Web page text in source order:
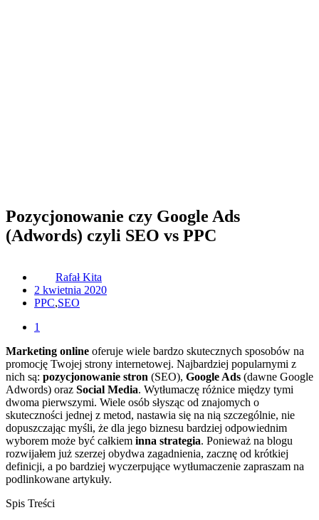
Pozycjonowanie czy Google Ads
(Adwords) czyli SEO vs PPC
Rafał Kita
2 kwietnia 2020
PPC,SEO
1
Marketing online oferuje wiele bardzo skutecznych sposobów na
promocję Twojej strony internetowej. Najbardziej popularnymi z
nich są: pozycjonowanie stron (SEO), Google Ads (dawne Google
Adwords) oraz Social Media. Wytłumaczę różnice między tymi
dwoma pierwszymi. Wiele osób słysząc od znajomych o
skuteczności jednej z metod, nastawia się na nią szczególnie, nie
dopuszczając myśli, że dla jego biznesu bardziej odpowiednim
wyborem może być całkiem inna strategia. Ponieważ na blogu
rozwijałem już szerzej obydwa zagadnienia, zacznę od krótkiej
definicji, a po bardziej wyczerpujące wytłumaczenie zapraszam na
podlinkowane artykuły.
Spis Treści